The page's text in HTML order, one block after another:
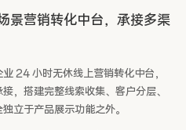
景营销转化中台，承接多渠
24 小时无休线上营销转化中台，
，搭建完整线索收集、客户分层、
立于产品展示功能之外。